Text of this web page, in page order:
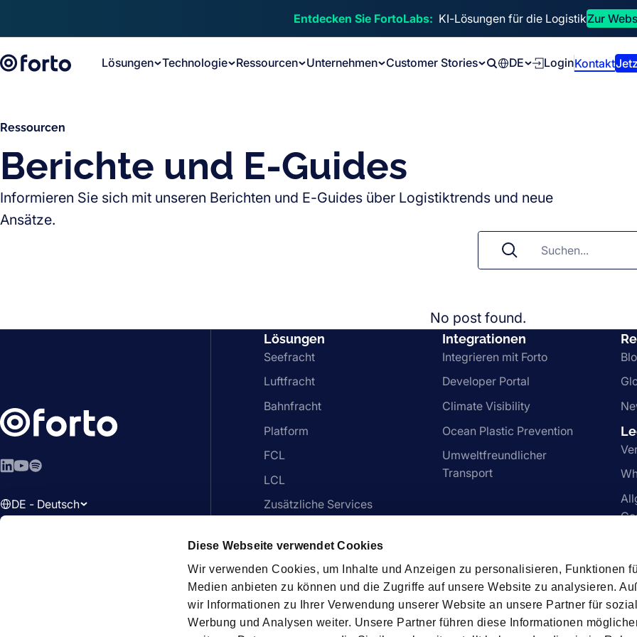
Diese Webseite verwendet Cookies
Wir verwenden Cookies, um Inhalte und Anzeigen zu personalisieren, Funktionen
Medien anbieten zu können und die Zugriffe auf unsere Website zu analysieren.
wir Informationen zu Ihrer Verwendung unserer Website an unsere Partner für
Werbung und Analysen weiter. Unsere Partner führen diese Informationen
Entdecken Sie FortoLabs: KI-Lösungen für die LogistikZur
Lösungen Technologie Ressourcen Unternehmen
Customer Stories
DE LoginKontakt
Ressourcen
Berichte und E-Guides
Informieren Sie sich mit unseren Berichten und E-Guides über Logistiktrends und neue
Ansätze.
No post found.
LinkedIn
YouTube
Spotify
DE - Deutsch
Lösungen
Seefracht
Luftfracht
Bahnfracht
Platform
FCL
LCL
Zusätzliche Services
Integrationen
Integrieren mit Forto
Developer Portal
Climate Visibility
Ocean Plastic Prevention
Umweltfreundlicher
Transport